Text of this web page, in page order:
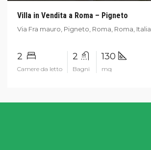
Villa in Vendita a Roma – Pigneto
Via Fra mauro, Pigneto, Roma, Roma, Italia
2
Camere da letto
2
Bagni
130
mq